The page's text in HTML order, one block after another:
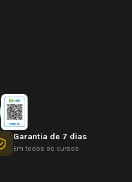
Garantia de 7 dias
Em todos os cursos